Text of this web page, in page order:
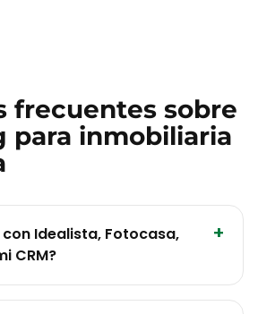
frecuentes sobre
para inmobiliaria
Idealista, Fotocasa,
CRM?
+